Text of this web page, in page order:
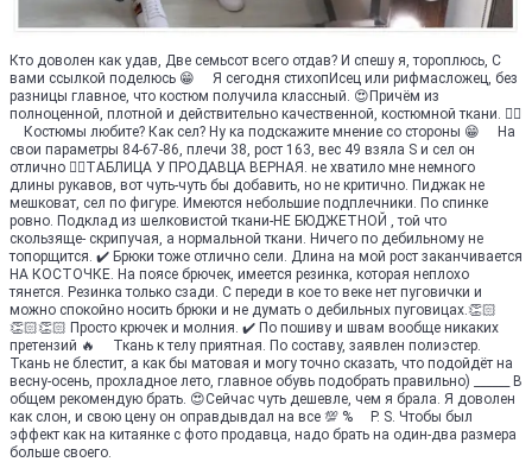
Кто доволен как удав, Две семьсот всего отдав? И спешу я, тороплюсь, С
вами ссылкой поделюсь 😁 ⠀ Я сегодня стихопИсец или рифмасложец, без
разницы главное, что костюм получила классный. 😍Причём из
полноценной, плотной и действительно качественной, костюмной ткани. 👍🏻
⠀ Костюмы любите? Как сел? Ну ка подскажите мнение со стороны 😁 ⠀ На
свои параметры 84-67-86, плечи 38, рост 163, вес 49 взяла S и сел он
отлично 👌🏻ТАБЛИЦА У ПРОДАВЦА ВЕРНАЯ. не хватило мне немного
длины рукавов, вот чуть-чуть бы добавить, но не критично. Пиджак не
мешковат, сел по фигуре. Имеются небольшие подплечники. По спинке
ровно. Подклад из шелковистой ткани-НЕ БЮДЖЕТНОЙ , той что
скользяще- скрипучая, а нормальной ткани. Ничего по дебильному не
топорщится. ✔️ Брюки тоже отлично сели. Длина на мой рост заканчивается
НА КОСТОЧКЕ. На поясе брючек, имеется резинка, которая неплохо
тянется. Резинка только сзади. С переди в кое то веке нет пуговички и
можно спокойно носить брюки и не думать о дебильных пуговицах.👏🏻
👏🏻👏🏻 Просто крючек и молния. ✔️ По пошиву и швам вообще никаких
претензий 🔥 ⠀ Ткань к телу приятная. По составу, заявлен полиэстер.
Ткань не блестит, а как бы матовая и могу точно сказать, что подойдёт на
весну-осень, прохладное лето, главное обувь подобрать правильно) ______ В
общем рекомендую брать. 😍Сейчас чуть дешевле, чем я брала. Я доволен
как слон, и свою цену он оправдывдал на все 💯 % ⠀ Р. S. Чтобы был
эффект как на китаянке с фото продавца, надо брать на один-два размера
больше своего.